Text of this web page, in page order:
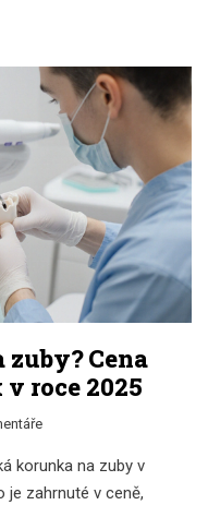
Cena
roce 2025
korunka na zuby v
je zahrnuté v ceně,